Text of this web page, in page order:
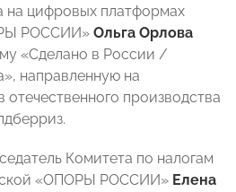
на цифровых платформах
РОССИИ» Ольга Орлова
«Сделано в России /
направленную на
производства
Комитета по налогам
«ОПОРЫ РОССИИ» Елена